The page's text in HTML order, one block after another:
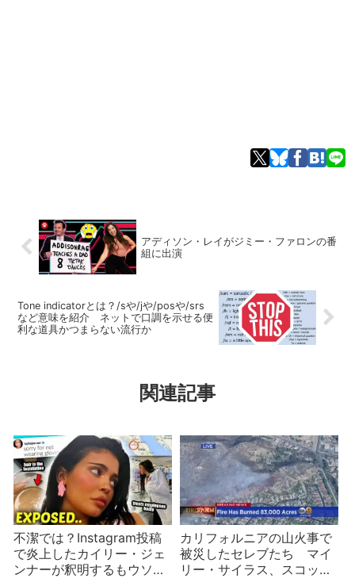
アディソン・レイがジミー・ファロンの番
組に出演
Tone indicatorとは？/sや/jや/posや/srs
など意味を紹介 ネットで口調を示せる便
利な道具かつまらない流行か
関連記事
不潔では？Instagram投稿
で炎上したカイリー・ジェ
ンナーが釈明するもウソを
カリフォルニアの山火事で
被災したセレブたち マイ
リー・サイラス、スコッ